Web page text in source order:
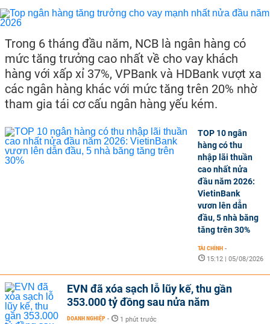
Trong 6 tháng đầu năm, NCB là ngân hàng có
mức tăng trưởng cao nhất về cho vay khách
hàng với xấp xỉ 37%, VPBank và HDBank vượt xa
các ngân hàng khác với mức tăng trên 20% nhờ
tham gia tái cơ cấu ngân hàng yếu kém.
TOP 10 ngân
hàng có thu
nhập lãi thuần
cao nhất nửa
đầu năm 2026:
VietinBank
vươn lên dẫn
đầu, 5 nhà băng
tăng trên 30%
TÀI CHÍNH -
15:12 | 05/08/2026
EVN đã xóa sạch lỗ lũy kế, thu gần
353.000 tỷ đồng sau nửa năm
DOANH NGHIỆP - 1 phút trước